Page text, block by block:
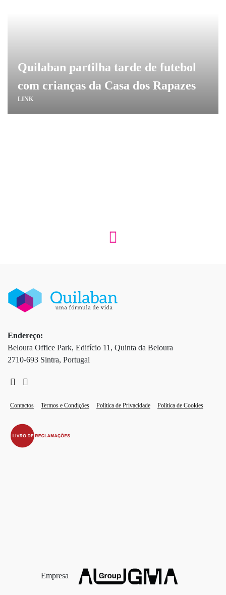
Quilaban partilha tarde de futebol
com crianças da Casa dos Rapazes
LINK
Endereço:
Beloura Office Park, Edifício 11, Quinta da Beloura
2710-693 Sintra, Portugal
Contactos Termos e Condições Política de Privacidade Política de Cookies
Empresa